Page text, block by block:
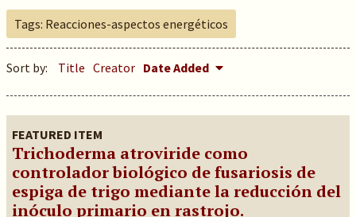
Tags: Reacciones-aspectos energéticos
Sort by: Title Creator Date Added
FEATURED ITEM
Trichoderma atroviride como
controlador biológico de fusariosis de
espiga de trigo mediante la reducción del
inóculo primario en rastrojo.